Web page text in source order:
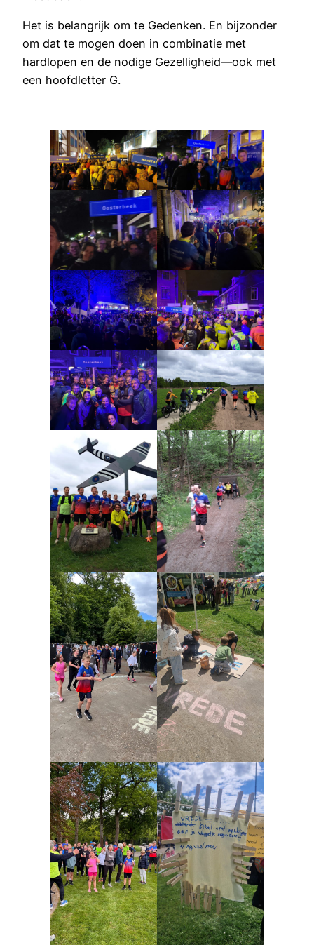
Het is belangrijk om te Gedenken. En bijzonder
om dat te mogen doen in combinatie met
hardlopen en de nodige Gezelligheid—ook met
een hoofdletter G.